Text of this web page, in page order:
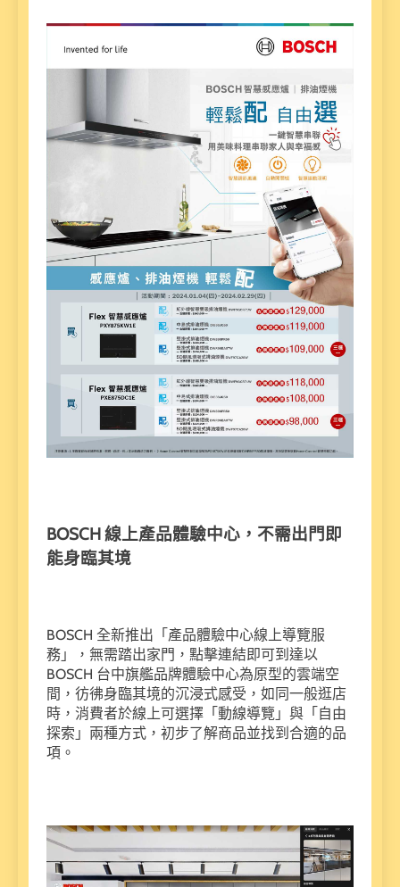
BOSCH 線上產品體驗中心，不需出門即
能身臨其境
BOSCH 全新推出「產品體驗中心線上導覽服
務」，無需踏出家門，點擊連結即可到達以
BOSCH 台中旗艦品牌體驗中心為原型的雲端空
間，彷彿身臨其境的沉浸式感受，如同一般逛店
時，消費者於線上可選擇「動線導覽」與「自由
探索」兩種方式，初步了解商品並找到合適的品
項。